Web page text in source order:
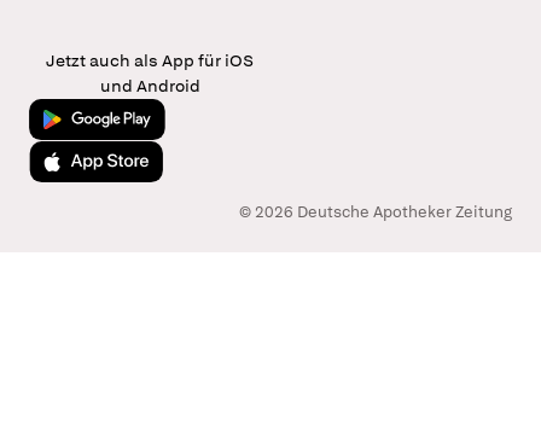
Jetzt auch als App für iOS
und Android
Jetzt bei Google Play
Laden im App Store
© 2026 Deutsche Apotheker Zeitung